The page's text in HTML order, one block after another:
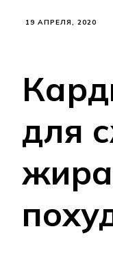
19 АПРЕЛЯ, 2020
для